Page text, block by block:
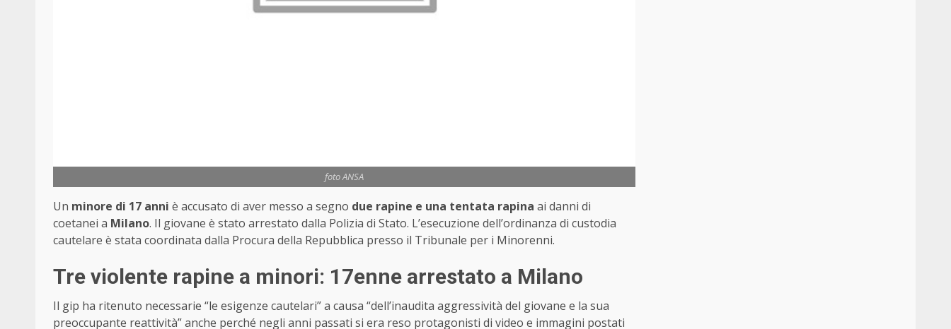
foto ANSA
Un minore di 17 anni è accusato di aver messo a segno due rapine e una tentata rapina ai danni di
coetanei a Milano. Il giovane è stato arrestato dalla Polizia di Stato. L’esecuzione dell’ordinanza di custodia
cautelare è stata coordinata dalla Procura della Repubblica presso il Tribunale per i Minorenni.
Tre violente rapine a minori: 17enne arrestato a Milano
Il gip ha ritenuto necessarie “le esigenze cautelari” a causa “dell’inaudita aggressività del giovane e la sua
preoccupante reattività” anche perché negli anni passati si era reso protagonisti di video e immagini postati